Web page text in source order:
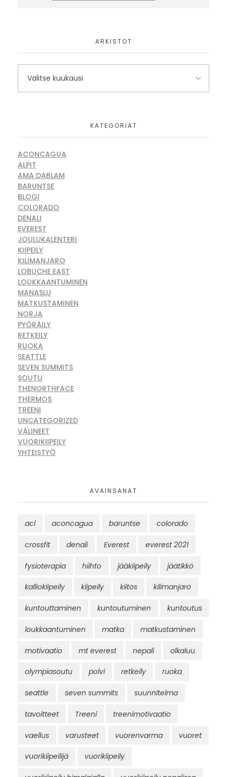
ARKISTOT
KATEGORIAT
ACONCAGUA
ALPIT
AMA DABLAM
BARUNTSE
BLOGI
COLORADO
DENALI
EVEREST
JOULUKALENTERI
KIIPEILY
KILIMANJARO
LOBUCHE EAST
LOUKKAANTUMINEN
MANASLU
MATKUSTAMINEN
NORJA
PYÖRÄILY
RETKEILY
RUOKA
SEATTLE
SEVEN SUMMITS
SOUTU
THENORTHFACE
THERMOS
TREENI
UNCATEGORIZED
VÄLINEET
VUORIKIIPEILY
YHTEISTYÖ
AVAINSANAT
acl aconcagua baruntse colorado
crossfit denali Everest everest 2021
fysioterapia hiihto jääkiipeily jäätikkö
kalliokiipeily kiipeily kiitos kilimanjaro
kuntouttaminen kuntoutuminen kuntoutus
loukkaantuminen matka matkustaminen
motivaatio mt everest nepali olkaluu
olympiasoutu polvi retkeily ruoka
seattle seven summits suunnitelma
tavoitteet Treeni treenimotivaatio
vaellus varusteet vuorenvarma vuoret
vuorikiipeilijä vuorikiipeily